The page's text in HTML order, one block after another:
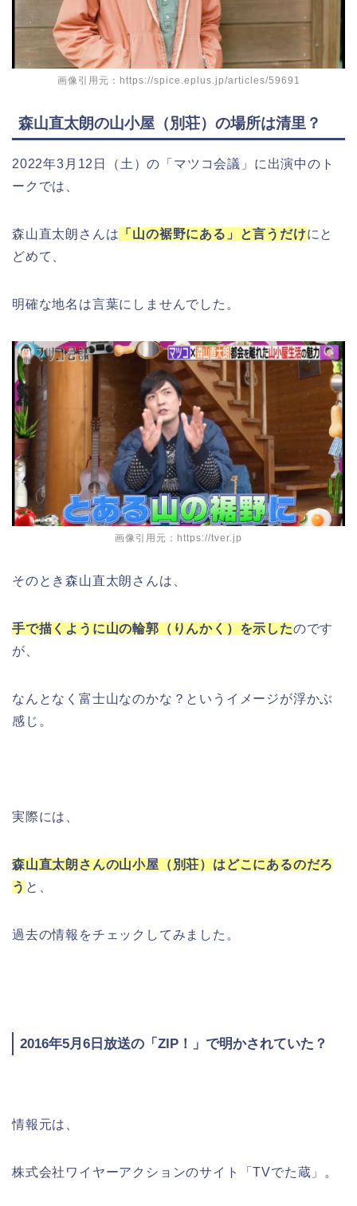
画像引用元：https://spice.eplus.jp/articles/59691
森山直太朗の山小屋（別荘）の場所は清里？
2022年3月12日（土）の「マツコ会議」に出演中のト
ークでは、
森山直太朗さんは 「山の裾野にある」と言うだけにと
どめて、
明確な地名は言葉にしませんでした。
画像引用元：https://tver.jp
そのとき森山直太朗さんは、
手で描くように山の輪郭（りんかく）を示したのです
が、
なんとなく富士山なのかな？というイメージが浮かぶ
感じ。
実際には、
森山直太朗さんの山小屋（別荘）はどこにあるのだろ
う と、
過去の情報をチェックしてみました。
2016年5月6日放送の「ZIP！」で明かされていた？
情報元は、
株式会社ワイヤーアクションのサイト「TVでた蔵」。